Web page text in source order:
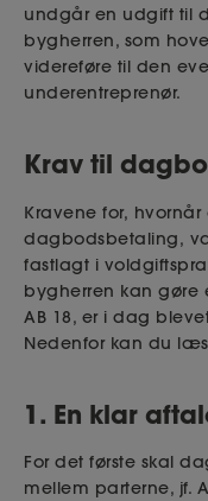
undgår en udgift til
bygherren, som
videreføre til den
underentreprenør.
Krav til
Kravene for,
dagbodsbetaling,
fastlagt i
bygherren kan
AB 18, er i dag
Nedenfor kan du
1. En klar
For det første skal
mellem parterne, jf.